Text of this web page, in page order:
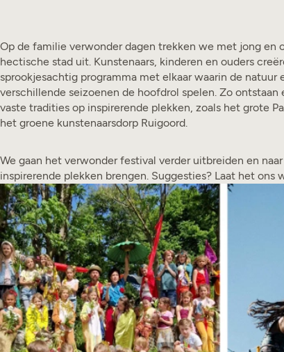
Op de familie verwonder dagen trekken we met jong en
hectische stad uit. Kunstenaars, kinderen en ouders
sprookjesachtig programma met elkaar waarin de natuur
verschillende seizoenen de hoofdrol spelen. Zo ontstaan
vaste tradities op inspirerende plekken, zoals het grote
het groene kunstenaarsdorp Ruigoord.
We gaan het verwonder festival verder uitbreiden en
inspirerende plekken brengen. Suggesties? Laat het ons